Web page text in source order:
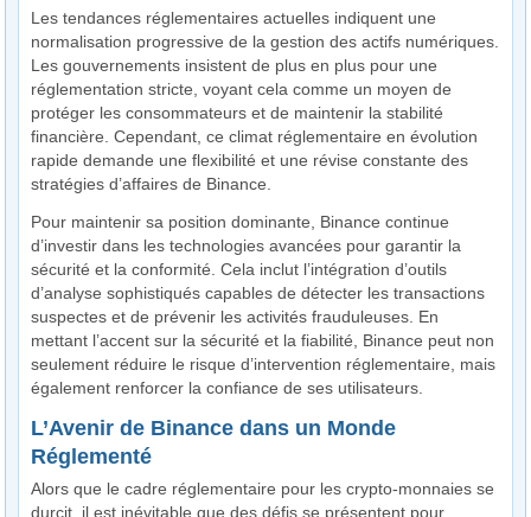
Les tendances réglementaires actuelles indiquent une
normalisation progressive de la gestion des actifs numériques.
Les gouvernements insistent de plus en plus pour une
réglementation stricte, voyant cela comme un moyen de
protéger les consommateurs et de maintenir la stabilité
financière. Cependant, ce climat réglementaire en évolution
rapide demande une flexibilité et une révise constante des
stratégies d’affaires de Binance.
Pour maintenir sa position dominante, Binance continue
d’investir dans les technologies avancées pour garantir la
sécurité et la conformité. Cela inclut l’intégration d’outils
d’analyse sophistiqués capables de détecter les transactions
suspectes et de prévenir les activités frauduleuses. En
mettant l’accent sur la sécurité et la fiabilité, Binance peut non
seulement réduire le risque d’intervention réglementaire, mais
également renforcer la confiance de ses utilisateurs.
L’Avenir de Binance dans un Monde
Réglementé
Alors que le cadre réglementaire pour les crypto-monnaies se
durcit, il est inévitable que des défis se présentent pour